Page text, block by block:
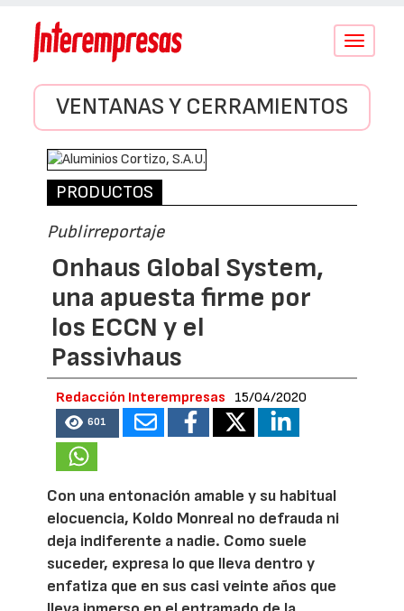
Conmutar
VENTANAS Y CERRAMIENTOS
PRODUCTOS
Publirreportaje
Onhaus Global System,
una apuesta firme por
los ECCN y el
Passivhaus
Redacción Interempresas 15/04/2020
601
Con una entonación amable y su habitual
elocuencia, Koldo Monreal no defrauda ni
deja indiferente a nadie. Como suele
suceder, expresa lo que lleva dentro y
enfatiza que en sus casi veinte años que